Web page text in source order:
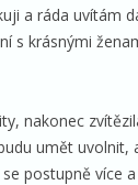
a ráda uvítám
s krásnými
nakonec
umět uvolnit,
postupně více